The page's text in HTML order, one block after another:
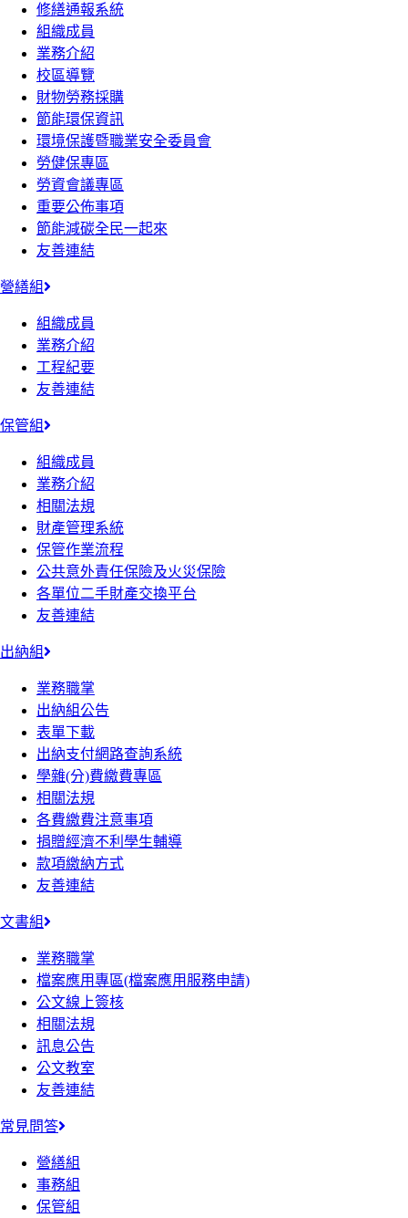
修繕通報系統
組織成員
業務介紹
校區導覽
財物勞務採購
節能環保資訊
環境保護暨職業安全委員會
勞健保專區
勞資會議專區
重要公佈事項
節能減碳全民一起來
友善連結
營繕組
組織成員
業務介紹
工程紀要
友善連結
保管組
組織成員
業務介紹
相關法規
財產管理系統
保管作業流程
公共意外責任保險及火災保險
各單位二手財產交換平台
友善連結
出納組
業務職掌
出納組公告
表單下載
出納支付網路查詢系統
學雜(分)費繳費專區
相關法規
各費繳費注意事項
捐贈經濟不利學生輔導
款項繳納方式
友善連結
文書組
業務職掌
檔案應用專區(檔案應用服務申請)
公文線上簽核
相關法規
訊息公告
公文教室
友善連結
常見問答
營繕組
事務組
保管組